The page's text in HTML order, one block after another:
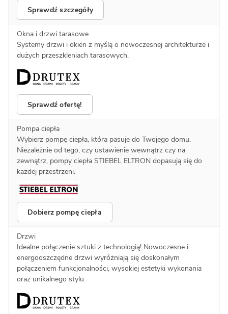
Sprawdź szczegóły
Okna i drzwi tarasowe
Systemy drzwi i okien z myślą o nowoczesnej architekturze i
dużych przeszkleniach tarasowych.
Sprawdź ofertę!
Pompa ciepła
Wybierz pompę ciepła, która pasuje do Twojego domu.
Niezależnie od tego, czy ustawienie wewnątrz czy na
zewnątrz, pompy ciepła STIEBEL ELTRON dopasują się do
każdej przestrzeni.
Dobierz pompę ciepła
Drzwi
Idealne połączenie sztuki z technologią! Nowoczesne i
energooszczędne drzwi wyróżniają się doskonałym
połączeniem funkcjonalności, wysokiej estetyki wykonania
oraz unikalnego stylu.